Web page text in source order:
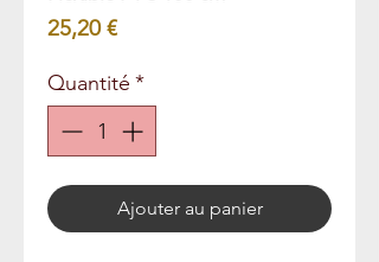
25,20 €Prix
Quantité *
Ajouter au panier